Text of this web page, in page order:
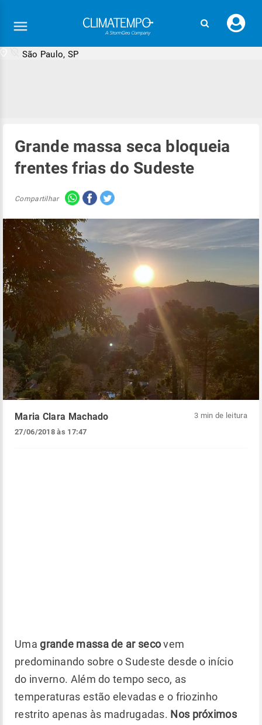
seu
São Paulo, SP
Grande massa seca bloqueia
frentes frias do Sudeste
Compartilhar
Maria Clara Machado
27/06/2018 às 17:47
3 min de leitura
Umagrande massa de ar secovem
predominando sobre o Sudeste desde o início
do inverno. Além do tempo seco, as
temperaturas estão elevadas e o friozinho
restrito apenas às madrugadas. Nos próximos